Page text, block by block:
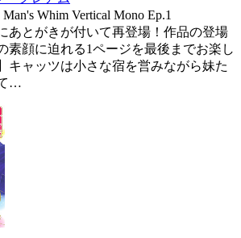
Whim Vertical Mono Ep.1
あとがきが付いて再登場！作品の登場
素顔に迫れる1ページを最後までお楽し
キャッツは小さな宿を営みながら妹た
…